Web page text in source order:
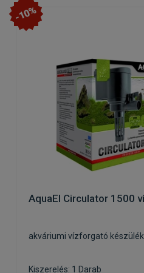
-10%
AquaEl Circulator 1500
akváriumi vízforgató készülék
Kiszerelés: 1 Darab